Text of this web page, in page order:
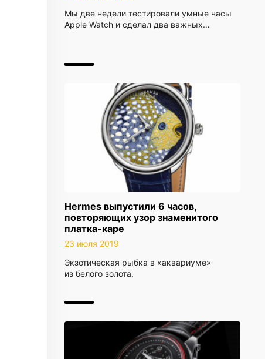
Мы две недели тестировали умные часы
Apple Watch и сделал два важных…
Hermes выпустили 6 часов,
повторяющих узор знаменитого
платка-каре
23 июля 2019
Экзотическая рыбка в «аквариуме»
из белого золота.